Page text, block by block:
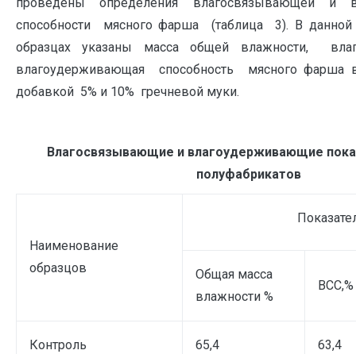
способности мясного фарша (таблица 3). В
образцах указаны масса общей влажности,
влагоудерживающая способность мясного
добавкой 5% и 10% гречневой муки.
Влагосвязывающие и влагоудерживающие
полуфабрикатов
Наименование
образцов
Общая масса
влажности %
ВСС,%
Контроль 65,4 63,4